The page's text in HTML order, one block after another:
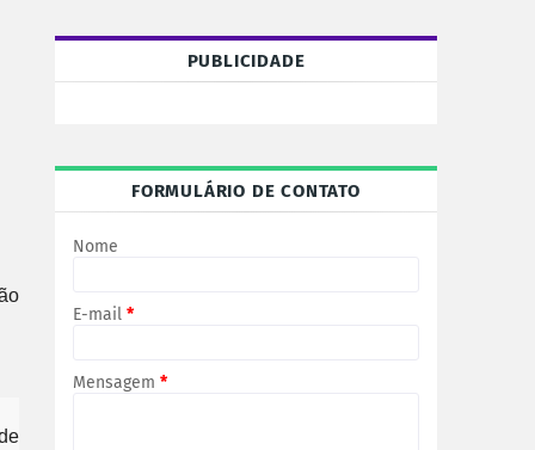
PUBLICIDADE
FORMULÁRIO DE CONTATO
Nome
E-mail *
Mensagem *